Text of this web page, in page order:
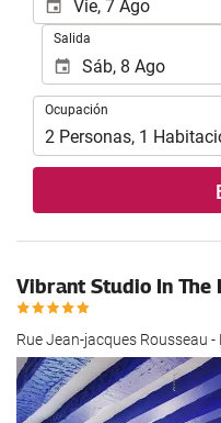
Salida
Ocupación
Ocupación
2 Personas, 1
Vibrant Studio In The
Rue Jean-jacques Rousseau -